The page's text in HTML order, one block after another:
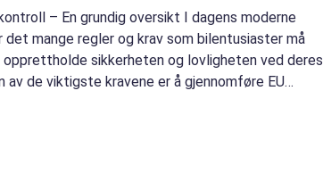
– En grundig oversikt I dagens moderne
det mange regler og krav som bilentusiaster må
sikkerheten og lovligheten ved deres
av de viktigste kravene er å gjennomføre EU